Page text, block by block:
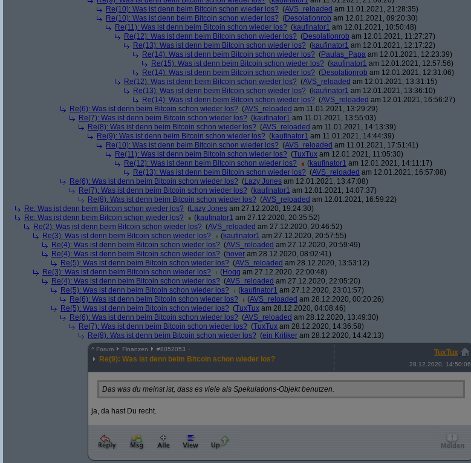
Re(10): Was ist denn beim Bitcoin schon wieder los? (AVS_reloaded am 11.01.2021, 21:28:35)
Re(10): Was ist denn beim Bitcoin schon wieder los? (Desolationrob am 12.01.2021, 09:20:30)
Re(11): Was ist denn beim Bitcoin schon wieder los? (kaufinator1 am 12.01.2021, 10:50:48)
Re(12): Was ist denn beim Bitcoin schon wieder los? (Desolationrob am 12.01.2021, 11:27:27)
Re(13): Was ist denn beim Bitcoin schon wieder los? (kaufinator1 am 12.01.2021, 12:17:22)
Re(14): Was ist denn beim Bitcoin schon wieder los? (Paulas_Papa am 12.01.2021, 12:23:39)
Re(15): Was ist denn beim Bitcoin schon wieder los? (kaufinator1 am 12.01.2021, 12:57:56)
Re(14): Was ist denn beim Bitcoin schon wieder los? (Desolationrob am 12.01.2021, 12:31:06)
Re(12): Was ist denn beim Bitcoin schon wieder los? (AVS_reloaded am 12.01.2021, 13:31:15)
Re(13): Was ist denn beim Bitcoin schon wieder los? (kaufinator1 am 12.01.2021, 13:36:10)
Re(14): Was ist denn beim Bitcoin schon wieder los? (AVS_reloaded am 12.01.2021, 16:56:27)
Re(6): Was ist denn beim Bitcoin schon wieder los? (AVS_reloaded am 11.01.2021, 13:29:29)
Re(7): Was ist denn beim Bitcoin schon wieder los? (kaufinator1 am 11.01.2021, 13:55:03)
Re(8): Was ist denn beim Bitcoin schon wieder los? (AVS_reloaded am 11.01.2021, 14:13:39)
Re(9): Was ist denn beim Bitcoin schon wieder los? (kaufinator1 am 11.01.2021, 14:44:39)
Re(10): Was ist denn beim Bitcoin schon wieder los? (AVS_reloaded am 11.01.2021, 17:51:41)
Re(11): Was ist denn beim Bitcoin schon wieder los? (TuxTux am 12.01.2021, 11:05:30)
Re(12): Was ist denn beim Bitcoin schon wieder los?
(kaufinator1 am 12.01.2021, 14:11:17)
Re(13): Was ist denn beim Bitcoin schon wieder los? (AVS_reloaded am 12.01.2021, 16:57:08)
Re(6): Was ist denn beim Bitcoin schon wieder los? (Lazy Jones am 12.01.2021, 13:47:08)
Re(7): Was ist denn beim Bitcoin schon wieder los? (kaufinator1 am 12.01.2021, 14:07:37)
Re(8): Was ist denn beim Bitcoin schon wieder los? (AVS_reloaded am 12.01.2021, 16:59:22)
Re: Was ist denn beim Bitcoin schon wieder los? (Lazy Jones am 27.12.2020, 19:24:30)
Re: Was ist denn beim Bitcoin schon wieder los?
(kaufinator1 am 27.12.2020, 20:35:52)
Re(2): Was ist denn beim Bitcoin schon wieder los? (AVS_reloaded am 27.12.2020, 20:46:52)
Re(3): Was ist denn beim Bitcoin schon wieder los?
(kaufinator1 am 27.12.2020, 20:57:55)
Re(4): Was ist denn beim Bitcoin schon wieder los? (AVS_reloaded am 27.12.2020, 20:59:49)
Re(4): Was ist denn beim Bitcoin schon wieder los? (hover am 28.12.2020, 08:02:41)
Re(5): Was ist denn beim Bitcoin schon wieder los? (AVS_reloaded am 28.12.2020, 13:53:12)
Re(3): Was ist denn beim Bitcoin schon wieder los?
(Hoqq am 27.12.2020, 22:00:48)
Re(4): Was ist denn beim Bitcoin schon wieder los? (AVS_reloaded am 27.12.2020, 22:05:20)
Re(5): Was ist denn beim Bitcoin schon wieder los?
(kaufinator1 am 27.12.2020, 23:01:57)
Re(6): Was ist denn beim Bitcoin schon wieder los?
(AVS_reloaded am 28.12.2020, 00:20:26)
Re(5): Was ist denn beim Bitcoin schon wieder los? (TuxTux am 28.12.2020, 04:08:46)
Re(6): Was ist denn beim Bitcoin schon wieder los? (AVS_reloaded am 28.12.2020, 13:49:30)
Re(7): Was ist denn beim Bitcoin schon wieder los? (TuxTux am 28.12.2020, 14:36:58)
Re(8): Was ist denn beim Bitcoin schon wieder los? (ein Kritiker am 28.12.2020, 14:42:13)
^ Forum Finanzen #8052053
Re(9): Was ist denn beim Bitcoin schon wieder los?
TuxTux
28.12.2020, 14:50:06
Das was du meinst ist, dass es viele als Spekulations-Objekt benutzen.
ja, da hast Du recht.